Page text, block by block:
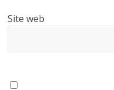
Site web